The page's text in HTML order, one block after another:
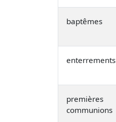
baptêmes
enterrements
premières
communions